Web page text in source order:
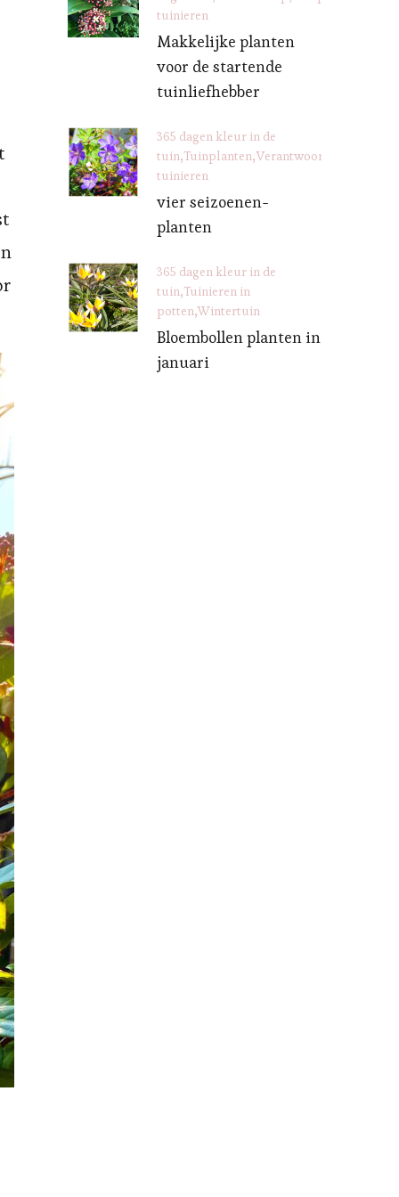
tuinieren
Makkelijke planten
voor de startende
tuinliefhebber
365 dagen kleur in de
tuin Tuinplanten Verantwoord
tuinieren
vier seizoenen-
planten
365 dagen kleur in de
tuin Tuinieren in
potten Wintertuin
Bloembollen planten in
januari